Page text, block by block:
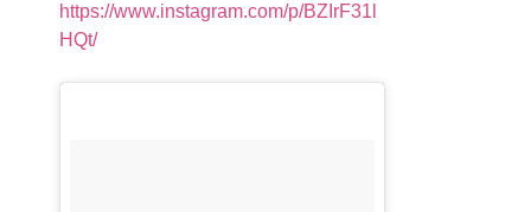
https://www.instagram.com/p/BZIrF31l
HQt/